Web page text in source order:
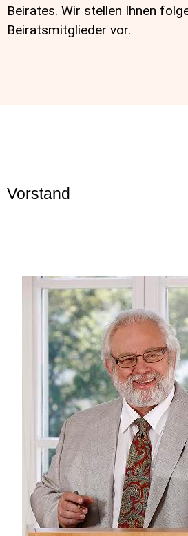
Beirates. Wir stellen Ihnen
Beiratsmitglieder vor.
Vorstand